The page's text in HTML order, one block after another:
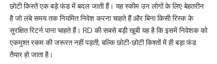
छोटी किस्तें एक बड़े फंड में बदल जाती हैं। यह स्कीम उन लोगों के लिए बेहतरीन
है जो लंबे समय तक नियमित निवेश करना चाहते हैं और बिना किसी रिस्क के
सुरक्षित रिटर्न पाना चाहते हैं। RD की सबसे बड़ी खूबी यह है कि इसमें निवेशक को
एकमुश्त रकम की जरूरत नहीं पड़ती, बल्कि छोटी-छोटी किश्तों में ही बड़ा फंड
तैयार हो जाता है।